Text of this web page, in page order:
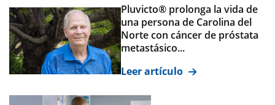
Pluvicto® prolonga la vida de
una persona de Carolina del
Norte con cáncer de próstata
metastásico...
Leer artículo